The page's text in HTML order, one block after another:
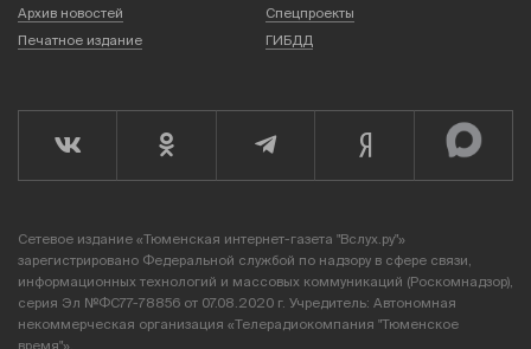
Архив новостей
Спецпроекты
Печатное издание
ГИБДД
Сетевое издание «Тюменская интернет-газета "Вслух.ру"»
зарегистрировано Федеральной службой по надзору в сфере связи,
информационных технологий и массовых коммуникаций (Роскомнадзор),
серия Эл №ФС77-78856 от 07.08.2020 г. Учредитель: Автономная
некоммерческая организация «Телерадиокомпания "Тюменское
время"».